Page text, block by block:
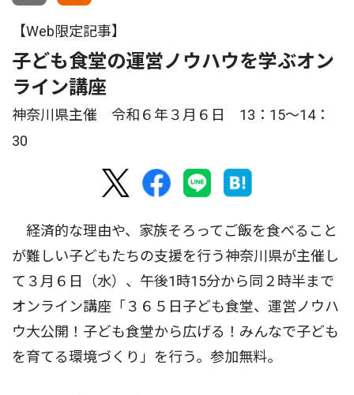
【Web限定記事】
子ども食堂の運営ノウハウを学ぶオン
ライン講座
神奈川県主催 令和６年３月６日 13：15〜14：
30
経済的な理由や、家族そろってご飯を食べること
が難しい子どもたちの支援を行う神奈川県が主催し
て３月６日（水）、午後1時15分から同２時半まで
オンライン講座「３６５日子ども食堂、運営ノウハ
ウ大公開！子ども食堂から広げる！みんなで子ども
を育てる環境づくり」を行う。参加無料。